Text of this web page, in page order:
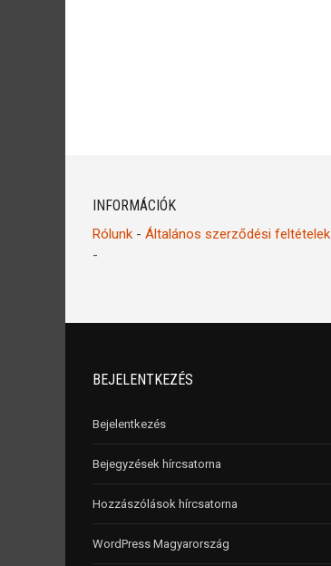
INFORMÁCIÓK
Rólunk - Általános szerződési feltételek
-
BEJELENTKEZÉS
Bejelentkezés
Bejegyzések hírcsatorna
Hozzászólások hírcsatorna
WordPress Magyarország